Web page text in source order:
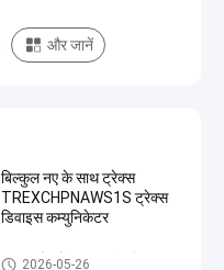
और जानें
बिल्कुल नए के साथ ट्रेक्स
TREXCHPNAWS1S ट्रेक्स
डिवाइस कम्युनिकेटर
एमरसन रोसमोंट दबाव ट्रांसमीटर
2026-05-26